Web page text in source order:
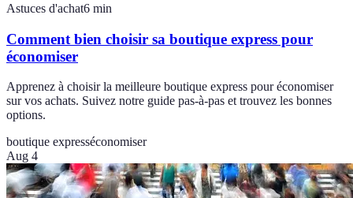
Astuces d'achat6 min
Comment bien choisir sa boutique express pour
économiser
Apprenez à choisir la meilleure boutique express pour économiser
sur vos achats. Suivez notre guide pas-à-pas et trouvez les bonnes
options.
boutique expresséconomiser
Aug 4